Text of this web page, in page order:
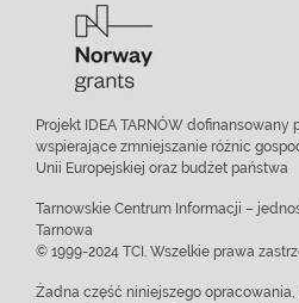
Projekt IDEA TARNÓW dofinansowany
wspierające zmniejszanie różnic
Unii Europejskiej oraz budżet państwa
Tarnowskie Centrum Informacji –
Tarnowa
© 1999-2024 TCI. Wszelkie prawa
Żadna część niniejszego